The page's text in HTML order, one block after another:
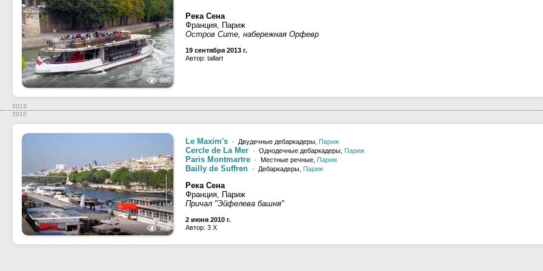
986
Река Сена
Франция, Париж
Остров Сите, набережная Орфевр
19 сентября 2013 г.
Автор: tallart
2013
2010
968
Le Maxim's · Двудечные дебаркадеры, Париж
Cercle de La Mer · Однодечные дебаркадеры, Париж
Paris Montmartre · Местные речные, Париж
Bailly de Suffren · Дебаркадеры, Париж
Река Сена
Франция, Париж
Причал "Эйфелева башня"
2 июня 2010 г.
Автор: 3 X